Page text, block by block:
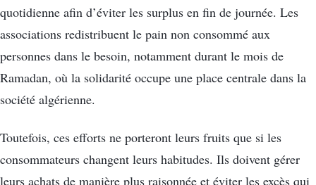
quotidienne afin d’éviter les surplus en fin de journée. Les
associations redistribuent le pain non consommé aux
personnes dans le besoin, notamment durant le mois de
Ramadan, où la solidarité occupe une place centrale dans la
société algérienne.
Toutefois, ces efforts ne porteront leurs fruits que si les
consommateurs changent leurs habitudes. Ils doivent gérer
leurs achats de manière plus raisonnée et éviter les excès qui